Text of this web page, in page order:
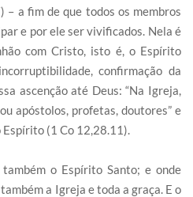
– a fim de que todos os membros
e por ele ser vivificados. Nela é
com Cristo, isto é, o Espírito
confirmação da
ascenção até Deus: “Na Igreja,
apóstolos, profetas, doutores” e
Espírito (1 Co 12,28.11).
o Espírito Santo; e onde
a Igreja e toda a graça. E o